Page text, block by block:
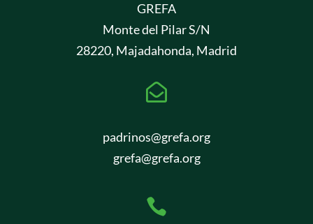
GREFA
Monte del Pilar S/N
28220, Majadahonda, Madrid

padrinos@grefa.org
grefa@grefa.org
